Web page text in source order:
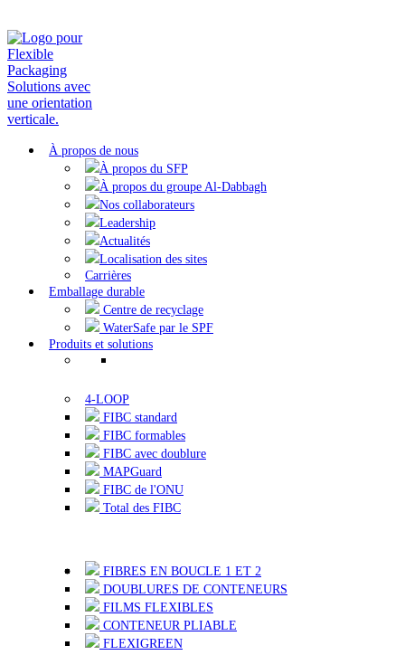
À propos de nous
À propos du SFP
À propos du groupe Al-Dabbagh
Nos collaborateurs
Leadership
Actualités
Localisation des sites
Carrières
Emballage durable
Centre de recyclage
WaterSafe par le SPF
Produits et solutions
4-LOOP
FIBC standard
FIBC formables
FIBC avec doublure
MAPGuard
FIBC de l'ONU
Total des FIBC
FIBRES EN BOUCLE 1 ET 2
DOUBLURES DE CONTENEURS
FILMS FLEXIBLES
CONTENEUR PLIABLE
FLEXIGREEN